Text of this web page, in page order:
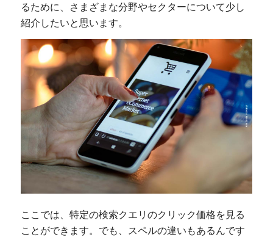
るために、さまざまな分野やセクターについて少し
紹介したいと思います。
ここでは、特定の検索クエリのクリック価格を見る
ことができます。でも、スペルの違いもあるんです